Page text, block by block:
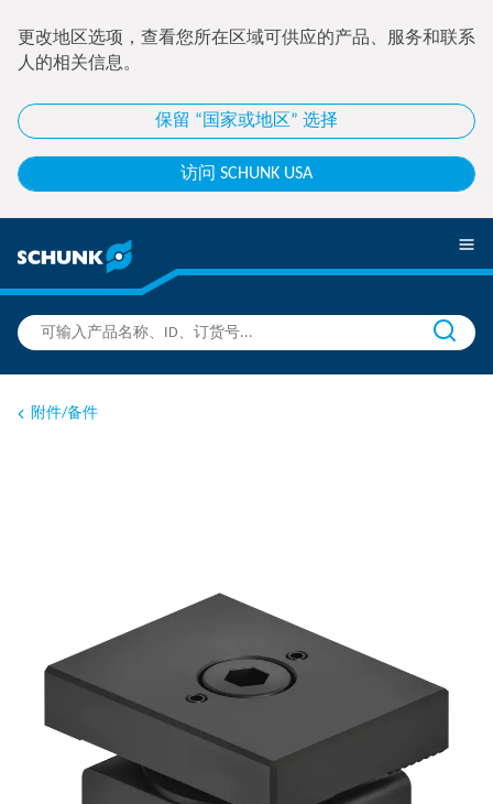
更改地区选项，查看您所在区域可供应的产品、服务和联系
人的相关信息。
保留 “国家或地区” 选择
访问 SCHUNK USA
附件/备件